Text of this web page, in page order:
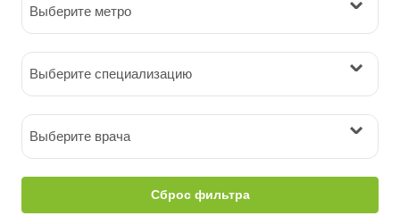
Выберите метро
Выберите специализацию
Выберите врача
Сброс фильтра